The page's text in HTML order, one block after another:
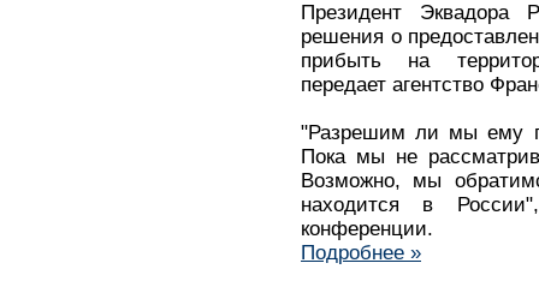
Президент
решения о
прибыть на
передает агентство
"Разрешим ли мы ему
Пока мы не
Возможно, мы
находится в
конференции.
Подробнее »